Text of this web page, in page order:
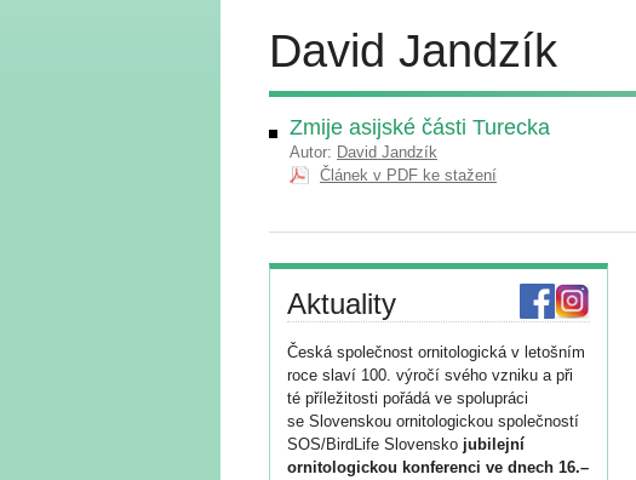
David Jandzík
Zmije asijské části Turecka
Autor: David Jandzík
Článek v PDF ke stažení
Aktuality
Česká společnost ornitologická v letošním
roce slaví 100. výročí svého vzniku a při
té příležitosti pořádá ve spolupráci
se Slovenskou ornitologickou společností
SOS/BirdLife Slovensko jubilejní
ornitologickou konferenci ve dnech 16.–